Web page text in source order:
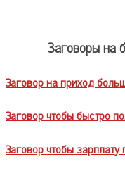
Заговоры на
Заговор на приход
Заговор чтобы быстро
Заговор чтобы